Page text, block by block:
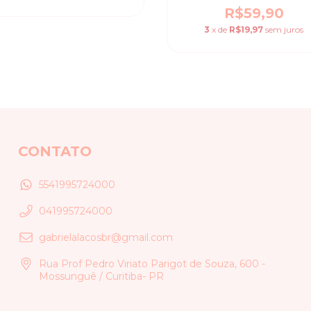
R$59,90
3 x de R$19,97 sem juros
CONTATO
5541995724000
041995724000
gabrielalacosbr@gmail.com
Rua Prof Pedro Viriato Parigot de Souza, 600 -
Mossunguê / Curitiba- PR